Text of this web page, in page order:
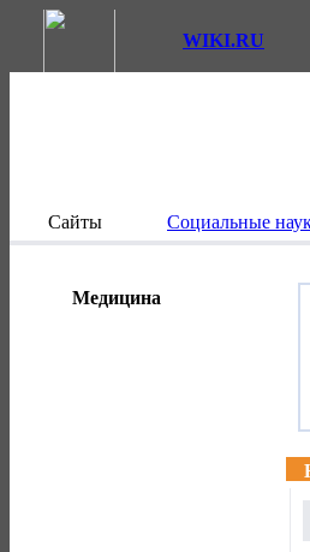
WIKI.RU
Сайты Социальные
Медицина